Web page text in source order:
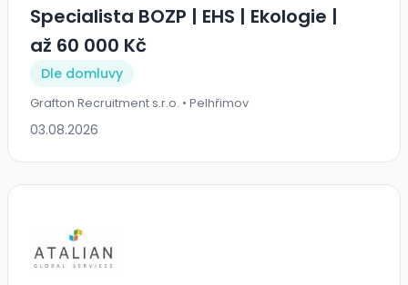
Specialista BOZP | EHS | Ekologie |
až 60 000 Kč
Dle domluvy
Grafton Recruitment s.r.o. • Pelhřimov
03.08.2026